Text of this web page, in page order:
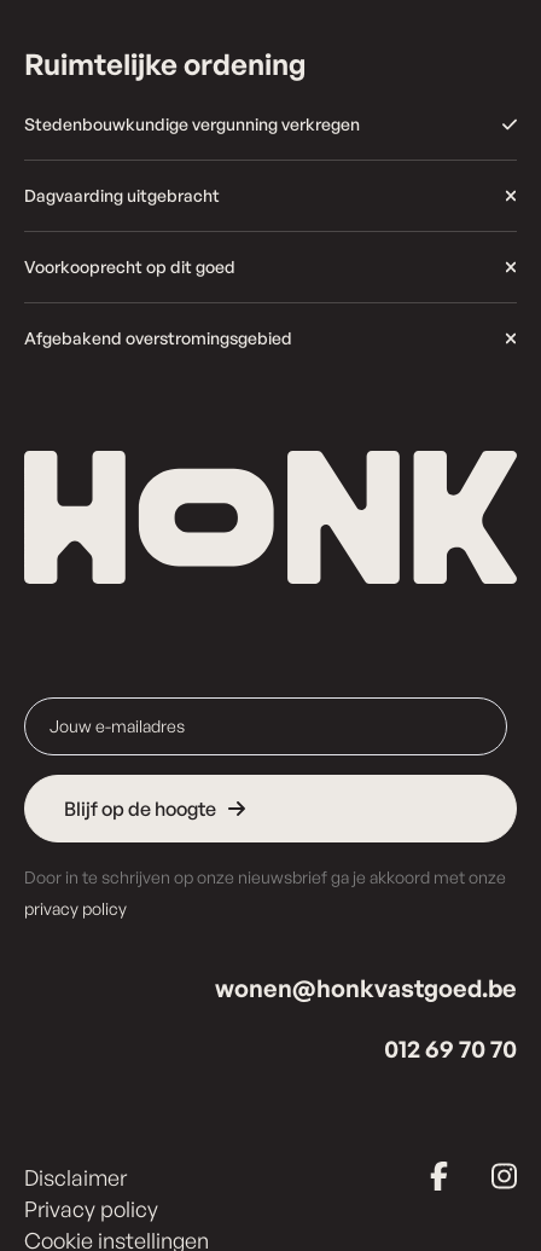
Ruimtelijke ordening
Stedenbouwkundige vergunning verkregen
Dagvaarding uitgebracht
Voorkooprecht op dit goed
Afgebakend overstromingsgebied
Blijf op de hoogte
Door in te schrijven op onze nieuwsbrief ga je akkoord met onze
privacy policy
wonen@honkvastgoed.be
012 69 70 70
Disclaimer
Privacy policy
Cookie instellingen